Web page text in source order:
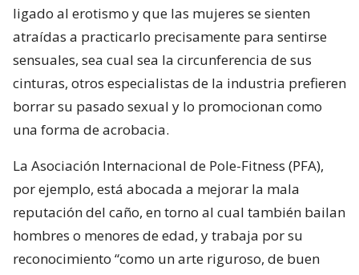
ligado al erotismo y que las mujeres se sienten
atraídas a practicarlo precisamente para sentirse
sensuales, sea cual sea la circunferencia de sus
cinturas, otros especialistas de la industria prefieren
borrar su pasado sexual y lo promocionan como
una forma de acrobacia.
La Asociación Internacional de Pole-Fitness (PFA),
por ejemplo, está abocada a mejorar la mala
reputación del caño, en torno al cual también bailan
hombres o menores de edad, y trabaja por su
reconocimiento “como un arte riguroso, de buen